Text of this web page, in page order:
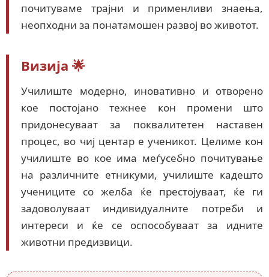
почитуваме трајни и применливи знаења,
неопходни за понатамошен развој во животот.
Визија 🌟
Училиште модерно, иновативно и отворено
кое постојано тежнее кон промени што
придонесуваат за поквалитетен наставен
процес, во чиј центар е ученикот. Целиме кон
училиште во кое има меѓусебно почитување
на различните етникуми, училиште кадешто
учениците со желба ќе престојуваат, ќе ги
задоволуваат индивидуалните потреби и
интереси и ќе се оспособуваат за идните
животни предизвици.